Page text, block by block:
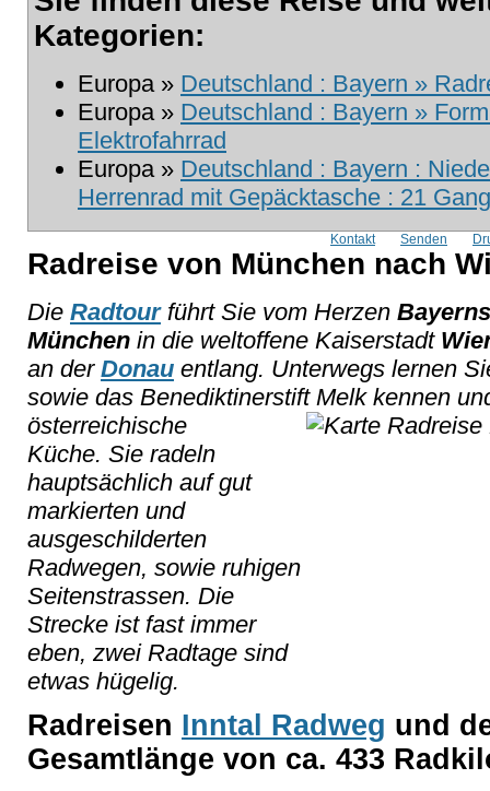
Kategorien:
Europa » Deutschland : Bayern »
Europa » Deutschland : Bayern »
Elektrofahrrad
Europa » Deutschland : Bayern :
Herrenrad mit Gepäcktasche : 21
Kontakt Senden
Radreise von München nach
Die Radtourführt Sie vom Herzen Bayerns
München in die weltoffene Kaiserstadt
an der Donau entlang. Unterwegs lernen
sowie das Benediktinerstift Melk kennen
österreichische
Küche. Sie radeln
hauptsächlich auf gut
markierten und
ausgeschilderten
Radwegen, sowie ruhigen
Seitenstrassen. Die
Strecke ist fast immer
eben, zwei Radtage sind
etwas hügelig.
Radreisen Inntal Radweg und
Gesamtlänge von ca. 433